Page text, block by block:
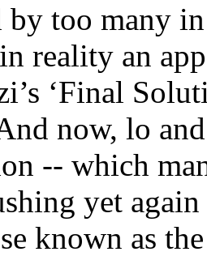
by too many
in reality an
‘Final
now, lo
-- which
yet again
known as